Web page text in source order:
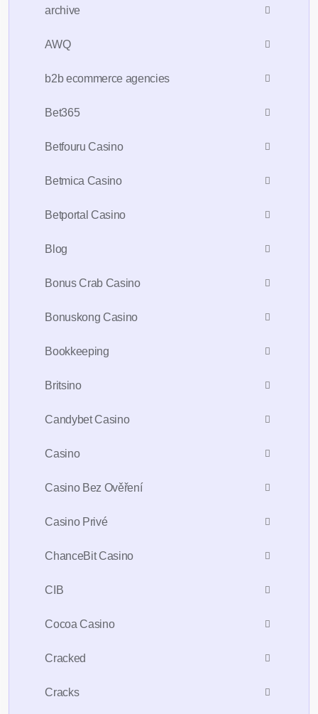
archive
AWQ
b2b ecommerce agencies
Bet365
Betfouru Casino
Betmica Casino
Betportal Casino
Blog
Bonus Crab Casino
Bonuskong Casino
Bookkeeping
Britsino
Candybet Casino
Casino
Casino Bez Ověření
Casino Privé
ChanceBit Casino
CIB
Cocoa Casino
Cracked
Cracks